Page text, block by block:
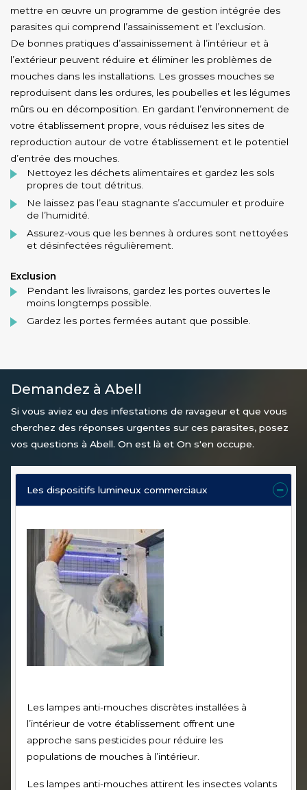
mettre en œuvre un programme de gestion intégrée des
parasites qui comprend l’assainissement et l’exclusion.
De bonnes pratiques d’assainissement à l’intérieur et à
l’extérieur peuvent réduire et éliminer les problèmes de
mouches dans les installations. Les grosses mouches se
reproduisent dans les ordures, les poubelles et les légumes
mûrs ou en décomposition. En gardant l’environnement de
votre établissement propre, vous réduisez les sites de
reproduction autour de votre établissement et le potentiel
d’entrée des mouches.
Nettoyez les déchets alimentaires et gardez les sols
propres de tout détritus.
Ne laissez pas l’eau stagnante s’accumuler et produire
de l’humidité.
Assurez-vous que les bennes à ordures sont nettoyées
et désinfectées régulièrement.
Exclusion
Pendant les livraisons, gardez les portes ouvertes le
moins longtemps possible.
Gardez les portes fermées autant que possible.
Demandez à Abell
Si vous aviez eu des infestations de ravageur et que vous
cherchez des réponses urgentes sur ces parasites, posez
vos questions à Abell. On est là et On s'en occupe.
Les dispositifs lumineux commerciaux
Les lampes anti-mouches discrètes installées à
l’intérieur de votre établissement offrent une
approche sans pesticides pour réduire les
populations de mouches à l’intérieur.
Les lampes anti-mouches attirent les insectes volants